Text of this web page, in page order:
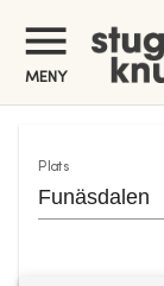
MENY
Plats